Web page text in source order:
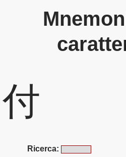
付
Ricerca: